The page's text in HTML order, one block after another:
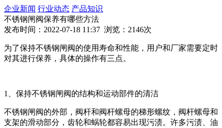
企业新闻 行业动态 产品知识
不锈钢闸阀保养有哪些方法
发布时间：2022-07-18 11:37 浏览：2146次
为了保持不锈钢闸阀的使用寿命和性能，用户和厂家需要定时
对其进行保养，具体的操作有三点。
1、保持不锈钢闸阀的结构和运动部件的清洁
不锈钢闸阀的外部，阀杆和阀杆螺母的梯形螺纹，阀杆螺母和
支架的滑动部分，齿轮和蜗轮都容易出现污渍。许多污渍、油